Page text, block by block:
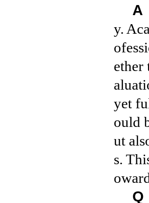
A
y.
ether
yet
ould
ut
s.
Q